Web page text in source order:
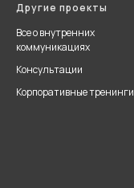
Другие проекты
Все о внутренних
коммуникациях
Консультации
Корпоративные тренинги